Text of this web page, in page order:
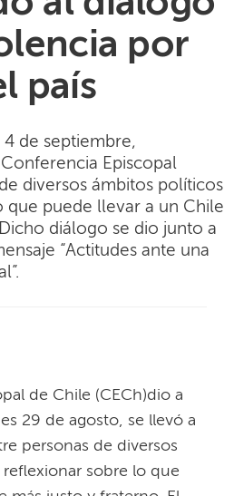
por
país
de septiembre,
Episcopal
diversos ámbitos políticos
que puede llevar a un Chile
diálogo se dio junto a
“Actitudes ante una
de Chile (CECh)dio a
29 de agosto, se llevó a
personas de diversos
sobre lo que